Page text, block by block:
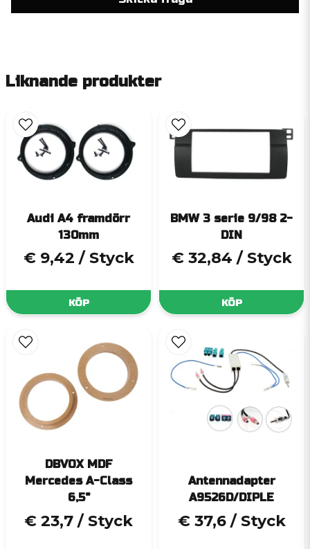
Liknande produkter
Audi A4 framdörr
130mm
€ 9,42 / Styck
KÖP
BMW 3 serie 9/98 2-
DIN
€ 32,84 / Styck
KÖP
DBVOX MDF
Mercedes A-Class
6,5"
€ 23,7 / Styck
Antennadapter
A9526D/DIPLE
€ 37,6 / Styck